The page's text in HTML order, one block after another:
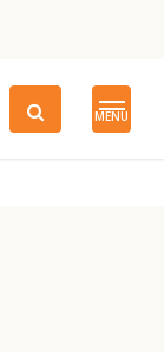
MENU